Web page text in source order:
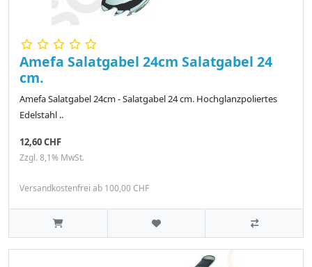
Amefa Salatgabel 24cm Salatgabel 24
cm.
Amefa Salatgabel 24cm - Salatgabel 24 cm. Hochglanzpoliertes
Edelstahl ..
12,60 CHF
Zzgl. 8,1% MwSt.
Versandkostenfrei ab 100,00 CHF